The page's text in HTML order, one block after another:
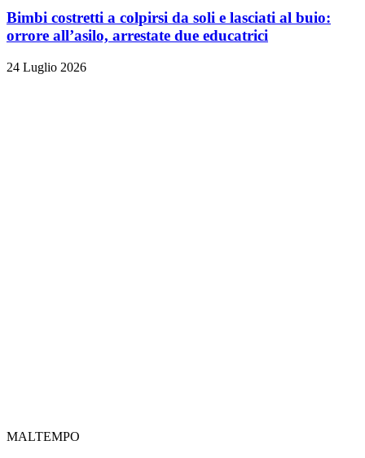
Bimbi costretti a colpirsi da soli e lasciati al buio:
orrore all’asilo, arrestate due educatrici
24 Luglio 2026
MALTEMPO